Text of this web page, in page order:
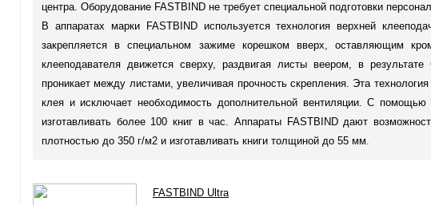
центра. Оборудование FASTBIND не требует специальной подготовки
В аппаратах марки FASTBIND используется технология верхней
закрепляется в специальном зажиме корешком вверх, оставляющим
клееподавателя движется сверху, раздвигая листы веером, в
проникает между листами, увеличивая прочность скрепления. Эта
клея и исключает необходимость дополнительной вентиляции. С
изготавливать более 100 книг в час. Аппараты FASTBIND дают
плотностью до 350 г/м2 и изготавливать книги толщиной до 55 мм.
FASTBIND Ultra